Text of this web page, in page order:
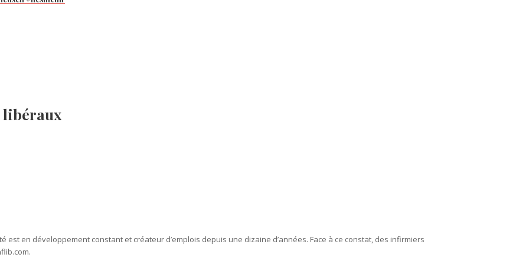
libéraux
est en développement constant et créateur d’emplois depuis une dizaine d’années. Face à ce constat, des infirmiers